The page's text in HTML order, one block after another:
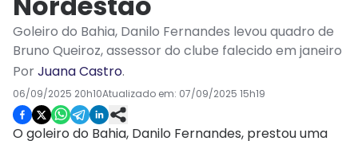
Goleiro do Bahia, Danilo Fernandes levou quadro de
Bruno Queiroz, assessor do clube falecido em janeiro
PorJuana Castro.
06/09/2025 20h10Atualizado em: 07/09/2025 15h19
O goleiro do Bahia, Danilo Fernandes, prestou uma